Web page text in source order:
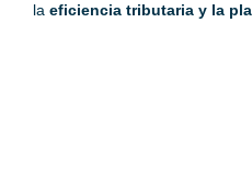
la eficiencia tributaria y la